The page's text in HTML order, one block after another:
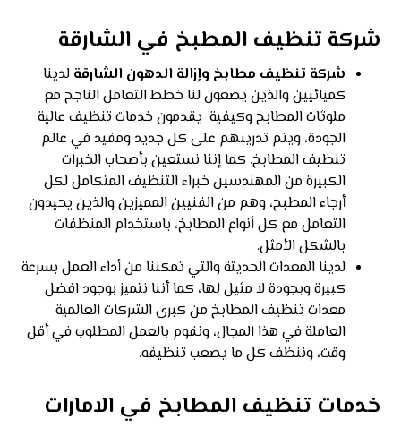
شركة تنظيف المطبخ في الشارقة
شركة تنظيف مطابخ وإزالة الدهون الشارقةلدينا
كميائيين والذين يضعون لنا خطط التعامل الناجح مع
ملوثات المطابخ وكيفية يقدمون خدمات تنظيف عالية
الجودة، ويتم تدريبهم على كل جديد ومفيد في عالم
تنظيف المطابخ. كما إننا نستعين بأصحاب الخبرات
الكبيرة من المهندسين خبراء التنظيف المتكامل لكل
أرجاء المطبخ، وهم من الفنيين المميزين والذين يحيدون
التعامل مع كل أنواع المطابخ، باستخدام المنظفات
بالشكل الأمثل.
لدينا المعدات الحديثة والتي تمكننا من أداء العمل بسرعة
كبيرة وبجودة لا مثيل لها، كما أننا نتميز بوجود افضل
معدات تنظيف المطابخ من كبرى الشركات العالمية
العاملة في هذا المجال، ونقوم بالعمل المطلوب في أقل
وقت، وننظف كل ما يصعب تنظيفه.
خدمات تنظيف المطابخ في الامارات